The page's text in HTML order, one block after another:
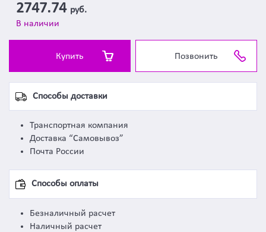
2747.74 руб.
В наличии
Купить Позвонить
Способы доставки
Транспортная компания
Доставка “Самовывоз”
Почта России
Способы оплаты
Безналичный расчет
Наличный расчет